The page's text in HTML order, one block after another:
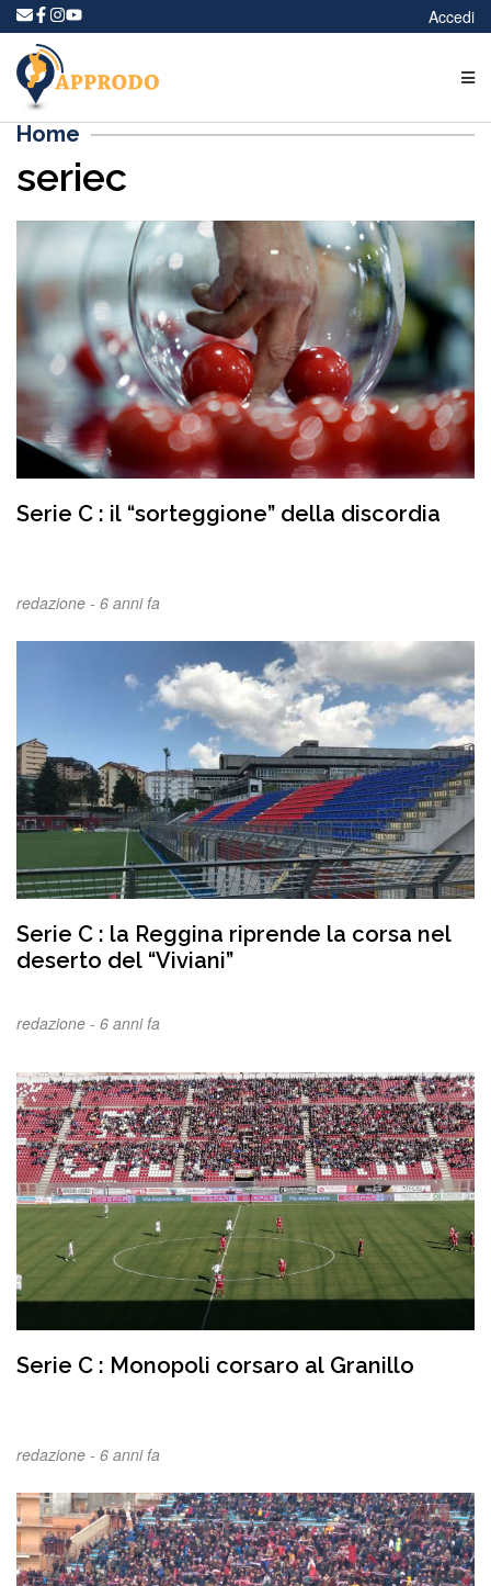
Accedi
Home
seriec
Serie C : il “sorteggione” della discordia
redazione - 6 anni fa
Serie C : la Reggina riprende la corsa nel
deserto del “Viviani”
redazione - 6 anni fa
Serie C : Monopoli corsaro al Granillo
redazione - 6 anni fa